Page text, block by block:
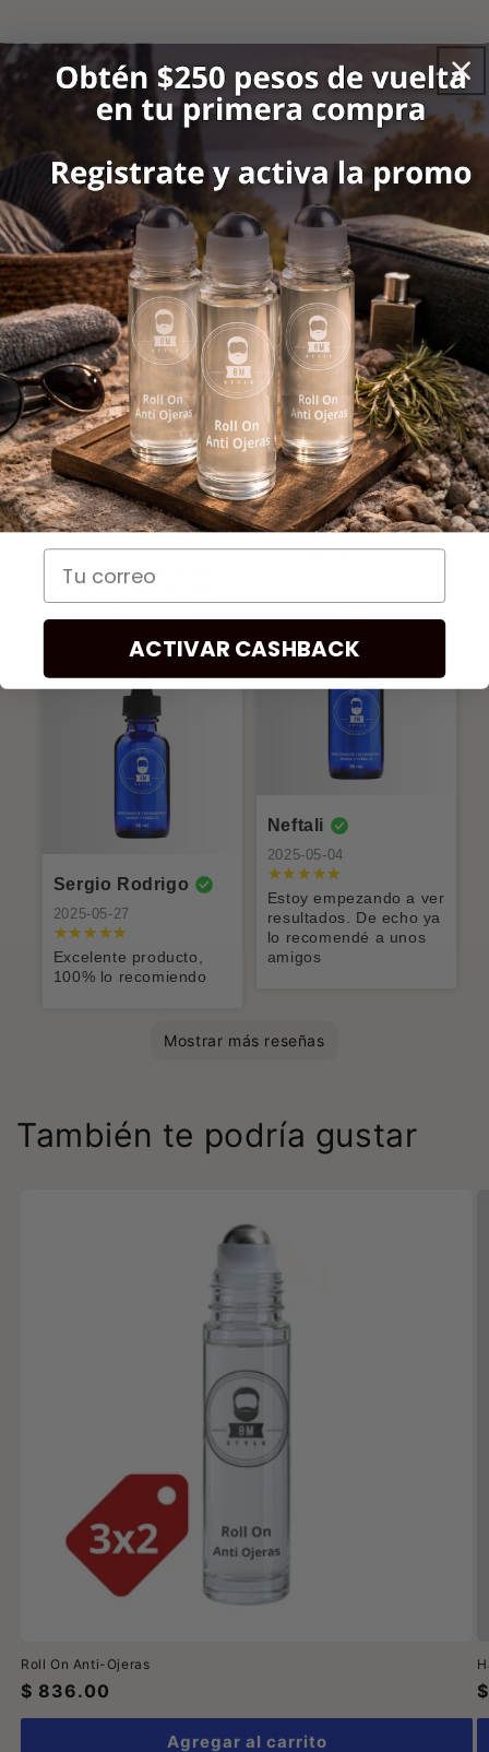
6Reviews
SERGIO OBED
2025-03-12
Excelente producto,
llevo cinco días de
aplicación y ya se me
R.A.
2025-05-28
Buen producto, con
entrega rápida
Sergio Rodrigo
2025-05-27
Excelente producto,
100% lo recomiendo
Neftali
2025-05-04
Estoy empezando a ver
resultados. De echo ya
lo recomendé a unos
amigos
Mostrar más reseñas
También te podría gustar
Roll On Anti-Ojeras
Precio
habitual
$ 836.00
Agregar al carrito
ACTIVAR CASHBACK